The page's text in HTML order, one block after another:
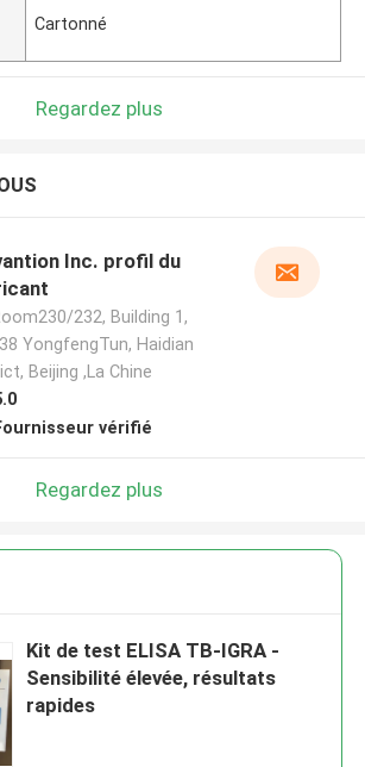
Cartonné
Regardez plus
Inc. profil du
232, Building 1,
YongfengTun, Haidian
Beijing ,La Chine
vérifié
Regardez plus
Kit de test ELISA TB-IGRA -
Sensibilité élevée, résultats
rapides